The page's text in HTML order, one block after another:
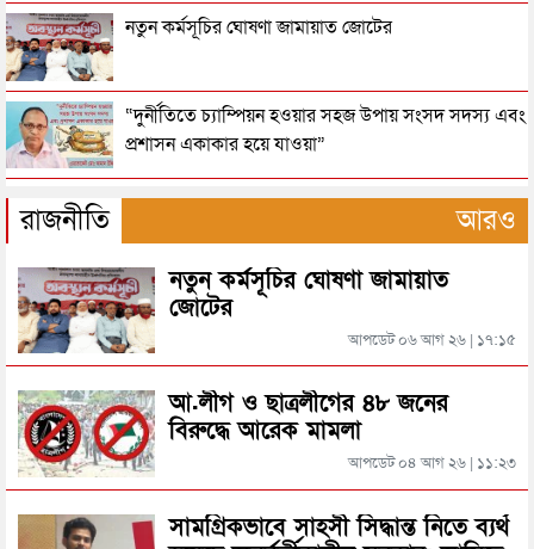
মহিলা আওয়ামী লীগ নেত্রী শিলার মরদেহ উদ্ধার
বিছানায় পড়েছিল গৃহবধূর লাশ, স্বামী-সন্তান উধাও
মাদ্রাসাছাত্রীকে ধর্ষণ, ১ জনের মৃত্যুদণ্ড
স্ত্রীকে হত্যার দায়ে স্বামীর যাব জ্জীবন
স্বামীকে তালাক দিয়ে প্রেমিককে বিয়ে, স্ত্রীর স্বীকৃতি চেয়ে
সাবেক স্পিকার জমির উদ্দিন সরকার মারা গেছেন
মানসিক চাপে শিশু সন্তানকে নিয়ে সুগন্ধা নদীতে ঝাঁপ, মা-
নতুন কর্মসূচির ঘোষণা জামায়াত জোটের
“দুর্নীতিতে চ্যাম্পিয়ন হওয়ার সহজ উপায় সংসদ সদস্য এবং
প্রশাসন একাকার হয়ে যাওয়া”
রাষ্ট্রপতি নির্বাচনের তারিখ ঘোষণা
সিলেটে ফাহিমা ধর্ষণচেষ্টা ও হত্যা মামলায় জাকিরের
মৃত্যুদণ্ড
রাজধানীর মাদারটেক থেকে তরুণীর খণ্ডিত মাথা ও দুই হাত
উদ্ধার
রাজনীতি আরও
নতুন কর্মসূচির ঘোষণা জামায়াত
জোটের
আপডেট ০৬ আগ ২৬ | ১৭:১৫
আ.লীগ ও ছাত্রলীগের ৪৮ জনের
বিরুদ্ধে আরেক মামলা
আপডেট ০৪ আগ ২৬ | ১১:২৩
সামগ্রিকভাবে সাহসী সিদ্ধান্ত নিতে ব্যর্থ